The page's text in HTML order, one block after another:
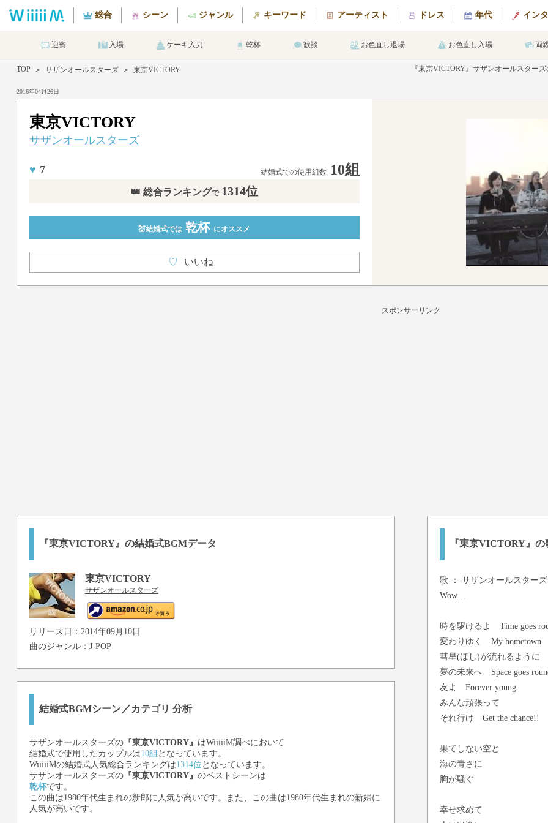
総合 シーン ジャンル キーワード アーティスト ドレス 年代 イン
迎賓 入場 ケーキ入刀 乾杯 歓談 お色直し退場 お色直し入場 両
TOP ＞ サザンオールスターズ ＞ 東京VICTORY
2016年04月26日
『東京VICTORY』サザンオールスタ
東京VICTORY
サザンオールスターズ
♥ 7 結婚式での使用組数 10組
👑 総合ランキングで 1314位
💒結婚式では 乾杯 にオススメ
♡ いいね
スポンサーリンク
『東京VICTORY』の結婚式BGMデータ
東京VICTORY
サザンオールスターズ
リリース日：2014年09月10日
曲のジャンル： J-POP
結婚式BGMシーン／カテゴリ 分析
サザンオールスターズの『東京VICTORY』 はWiiiiiM調べにおいて
結婚式で使用したカップルは10組 となっています。
WiiiiiMの結婚式人気総合ランキングは1314位 となっています。
サザンオールスターズの『東京VICTORY』 のベストシーンは
乾杯です。
この曲は1980年代生まれの新郎に人気が高いです。また、この曲は1980年代生まれの新婦に
人気が高いです。
『東京VICTORY』
歌 ： サザンオールスターズ
Wow…
時を駆けるよ Time goes
変わりゆく My hometown
彗星(ほし)が流れるように
夢の未来へ Space goes
友よ Forever young
みんな頑張って
それ行け Get the chance!!
果てしない空と
海の青さに
胸が騒ぐ
幸せ求めて